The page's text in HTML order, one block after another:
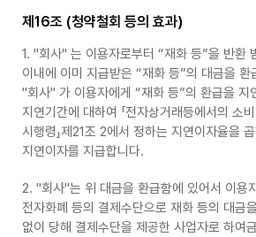
제16조 (청약철회 등의 효과)
1. "회사" 는 이용자로부터 “재화 등”을 반환
이내에 이미 지급받은 “재화 등”의 대금을 환
"회사" 가 이용자에게 “재화 등”의 환급을 지
지연기간에 대하여 「전자상거래등에서의 소
시행령」제21조 2에서 정하는 지연이자율을
지연이자를 지급합니다.
2. "회사"는 위 대금을 환급함에 있어서 이용
전자화폐 등의 결제수단으로 재화 등의 대금
없이 당해 결제수단을 제공한 사업자로 하여